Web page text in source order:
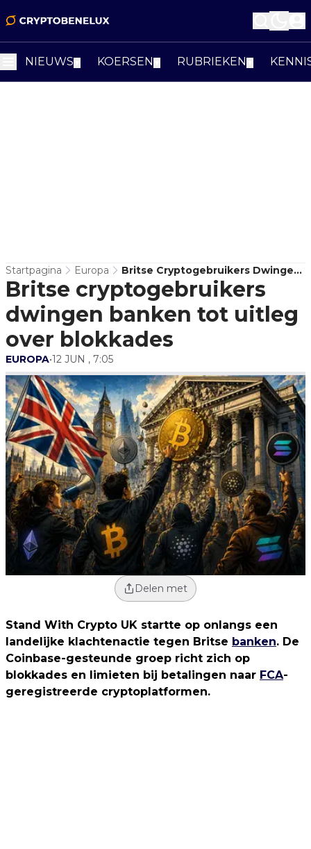
NIEUWS KOERSEN RUBRIEKEN
Startpagina Europa
Britse Cryptogebruikers Dwingen
Banken Tot Uitleg Over Blokkades
Britse cryptogebruikers
dwingen banken tot uitleg
over blokkades
EUROPA•12 JUN , 7:05
Delen met
Stand With Crypto UK startte op onlangs een
landelijke klachtenactie tegen Britse banken. De
Coinbase-gesteunde groep richt zich op
blokkades en limieten bij betalingen naar FCA-
geregistreerde cryptoplatformen.